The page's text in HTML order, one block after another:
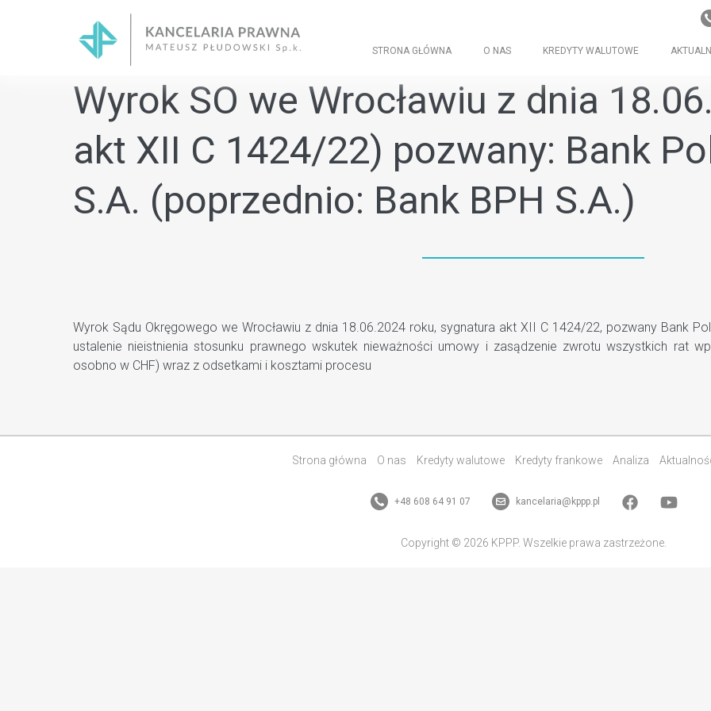
STRONA GŁÓWNA O NAS KREDYTY WALUTOWE
Wyrok SO we Wrocławiu z dnia
akt XII C 1424/22) pozwany: Bank
S.A. (poprzednio: Bank BPH S.A.)
Wyrok Sądu Okręgowego we Wrocławiu z dnia 18.06.2024 roku, sygnatura akt XII C 1424/22, pozwany Bank
ustalenie nieistnienia stosunku prawnego wskutek nieważności umowy i zasądzenie zwrotu wszystkich rat
osobno w CHF) wraz z odsetkami i kosztami procesu
Strona główna O nas Kredyty walutowe Kredyty frankowe Analiza
+48 608 64 91 07 kancelaria@kppp.pl
Copyright © 2026 KPPP. Wszelkie prawa zastrzeżone.